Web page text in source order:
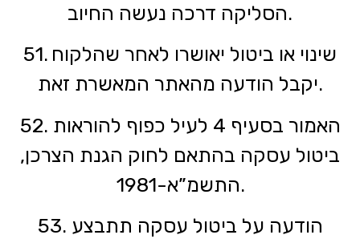
הסליקה דרכה נעשה החיוב.
51. שינוי או ביטול יאושרו לאחר שהלקוח
יקבל הודעה מהאתר המאשרת זאת.
52. האמור בסעיף 4 לעיל כפוף להוראות
ביטול עסקה בהתאם לחוק הגנת הצרכן,
התשמ”א-1981.
53. הודעה על ביטול עסקה תתבצע